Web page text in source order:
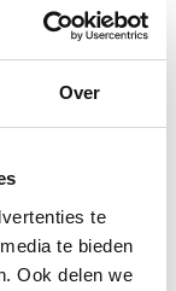
Over
te
te bieden
Ook delen we